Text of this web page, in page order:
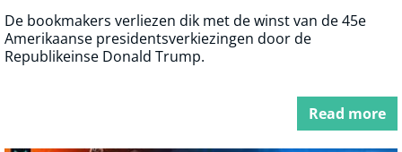
De bookmakers verliezen dik met de winst van de 45e
Amerikaanse presidentsverkiezingen door de
Republikeinse Donald Trump.
Read more